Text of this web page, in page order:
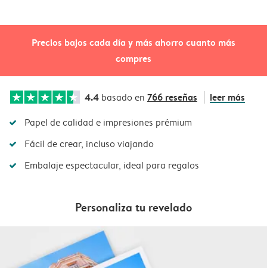
Precios bajos cada día y más ahorro cuanto más
compres
4.4 basado en 766 reseñas leer más
Papel de calidad e impresiones prémium
Fácil de crear, incluso viajando
Embalaje espectacular, ideal para regalos
Personaliza tu revelado